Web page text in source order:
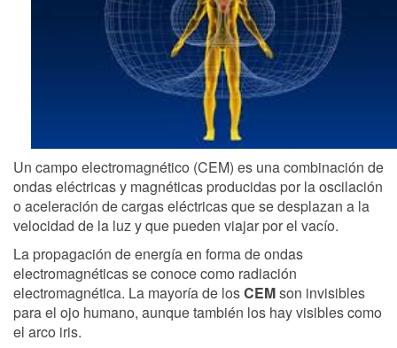
Un campo electromagnético (CEM) es una combinación de
ondas eléctricas y magnéticas producidas por la oscilación
o aceleración de cargas eléctricas que se desplazan a la
velocidad de la luz y que pueden viajar por el vacío.
La propagación de energía en forma de ondas
electromagnéticas se conoce como radiación
electromagnética. La mayoría de losCEMson invisibles
para el ojo humano, aunque también los hay visibles como
el arco iris.